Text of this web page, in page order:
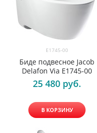
E1745-00
Биде подвесное Jacob
Delafon Via E1745-00
25 480 руб.
В КОРЗИНУ